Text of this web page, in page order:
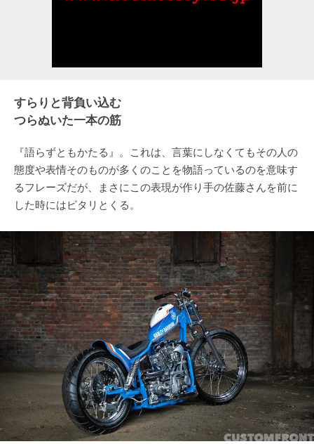
すらりと背負い込む
つらぬいた一本の筋
『語らずともかたる』。これは、言葉にしなくてもその人の
態度や表情そのものが多くのことを物語っているのを意味す
るフレーズだが、まさにこの表現が作り手の佐藤さんを前に
した時にはピタリとくる。